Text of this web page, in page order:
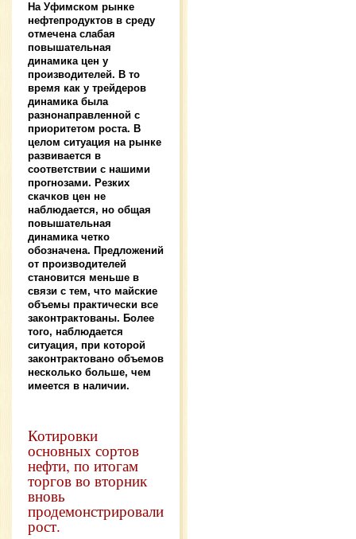
На Уфимском рынке
нефтепродуктов в среду
отмечена слабая
повышательная
динамика цен у
производителей. В то
время как у трейдеров
динамика была
разнонаправленной с
приоритетом роста. В
целом ситуация на рынке
развивается в
соответствии с нашими
прогнозами. Резких
скачков цен не
наблюдается, но общая
повышательная
динамика четко
обозначена. Предложений
от производителей
становится меньше в
связи с тем, что майские
объемы практически все
законтрактованы. Более
того, наблюдается
ситуация, при которой
законтрактовано объемов
несколько больше, чем
имеется в наличии.
Котировки
основных сортов
нефти, по итогам
торгов во вторник
вновь
продемонстрировали
рост.